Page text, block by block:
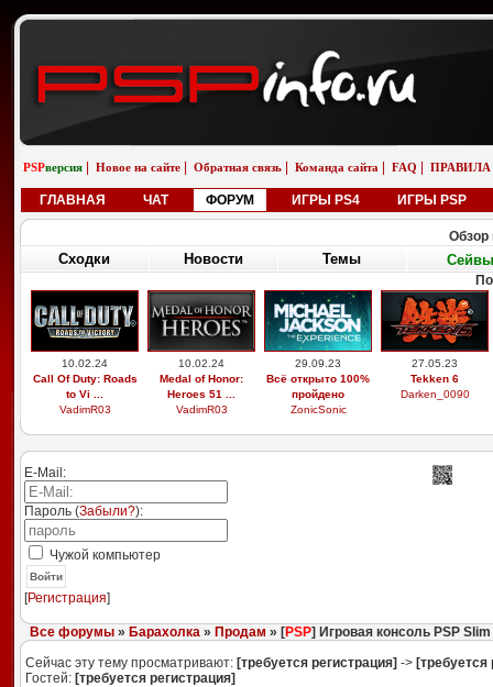
PSPверсия Новое на сайте Обратная связь Команда сайта FAQ ПРАВИЛА
ГЛАВНАЯ ЧАТ ФОРУМ ИГРЫ PS4 ИГРЫ PSP
Обзор
Сходки Новости Темы Сейвы
10.02.24
Call Of Duty: Roads
to Vi ...
VadimR03
10.02.24
Medal of Honor:
Heroes 51 ...
VadimR03
29.09.23
Всё открыто 100%
пройдено
ZonicSonic
27.05.23
Tekken 6
Darken_0090
E-Mail:
Пароль (Забыли?):
Чужой компьютер
Войти
[Регистрация]
Все форумы» Барахолка» Продам » [PSP] Игровая консоль PSP
Сейчас эту тему просматривают: [требуется регистрация] -> [требуется
Гостей: [требуется регистрация]